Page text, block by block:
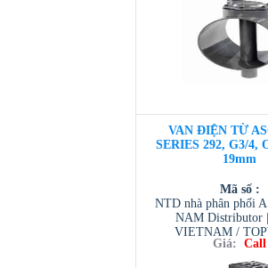
VAN ĐIỆN TỪ
SERIES 292, G3/4,
19mm
Mã số :
NTD nhà phân phối
NAM Distributor
VIETNAM /
VIETNAM /
/ TESCOM
Giá: Call